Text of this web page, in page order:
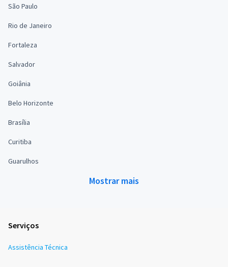
São Paulo
Rio de Janeiro
Fortaleza
Salvador
Goiânia
Belo Horizonte
Brasília
Curitiba
Guarulhos
Mostrar mais
Serviços
Assistência Técnica